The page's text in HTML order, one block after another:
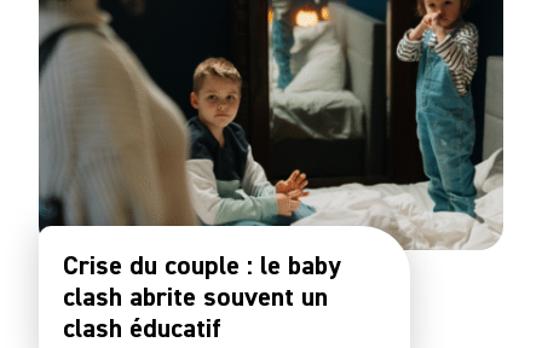
Crise du couple : le baby
clash abrite souvent un
clash éducatif